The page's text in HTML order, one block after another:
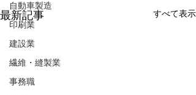
自動車製造
印刷業
建設業
繊維・縫製業
事務職
最新記事 すべて表示